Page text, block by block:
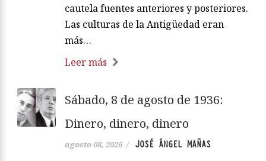
cautela fuentes anteriores y posteriores.
Las culturas de la Antigüedad eran
más…
Leer más
Sábado, 8 de agosto de 1936:
Dinero, dinero, dinero
agosto 08, 2026 / JOSÉ ÁNGEL MAÑAS